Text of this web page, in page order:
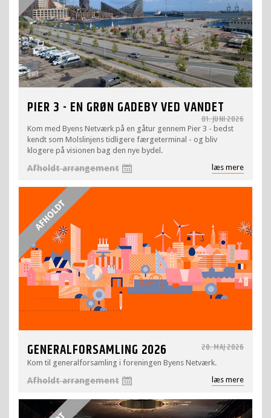
PIER 3 - EN GRØN GADEBY VED VANDET
01. JUNI 2026
Kom med Byens Netværk på en gåtur gennem Pier 3 - bedst
kendt som Molslinjens tidligere færgeterminal - og bliv
klogere på visionen bag den nye bydel.
læs mere
Afholdt arrangement
GENERALFORSAMLING 2026 28. MAJ 2026
Kom til generalforsamling i foreningen Byens Netværk.
læs mere
Afholdt arrangement